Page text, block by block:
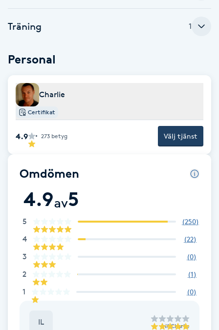
Fotsvamp
Fransar
Fransborttagning
Fransfärgning
Fransförlängning
Fransförlängning Megavolym
Fransförlängning Volym
Fransk manikyr
Fransrengöring
Frekvensterapi
Träning 1
Personal
Charlie
Certifikat
4.9 273 betyg Välj tjänst
Omdömen
4.9av5
5 (250)
4 (22)
3 (0)
2 (1)
1 (0)
IL till Charlie